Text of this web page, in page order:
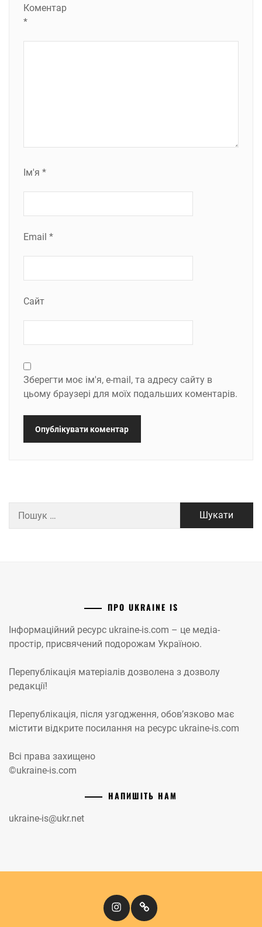
Коментар
*
Ім'я *
Email *
Сайт
Зберегти моє ім'я, e-mail, та адресу сайту в
цьому браузері для моїх подальших коментарів.
ПРО UKRAINE IS
Інформаційний ресурс ukraine-is.com – це медіа-
простір, присвячений подорожам Україною.
Перепублікація матеріалів дозволена з дозволу
редакції!
Перепублікація, після узгодження, обов’язково має
містити відкрите посилання на ресурс ukraine-is.com
Всі права захищено
©ukraine-is.com
НАПИШІТЬ НАМ
ukraine-is@ukr.net
InstagramКіномандри